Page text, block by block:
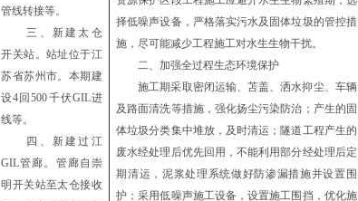
管线转接等。
三、 新建太仓
开关站。站址位于江
苏省苏州市。本期建
设4回500千伏GIL进
线等。
四、 新建过江
GIL管廊。管廊自崇
明开关站至太仓接收
择低噪声设备，严格落实污水及固体垃圾的管控措
施，尽可能减少工程施工对水生生物干扰。
二、 加强全过程生态环境保护
施工期采取密闭运输、苫盖、洒水抑尘、车辆
及路面清洗等措施，强化扬尘污染防治；产生的固
体垃圾分类集中堆放，及时清运；隧道工程产生的
废水经处理后优先回用，不能利用部分经处理后定
期清运，泥浆处理系统做好防渗漏措施并设置围
护；采用低噪声施工设备，设置施工围挡，优化施